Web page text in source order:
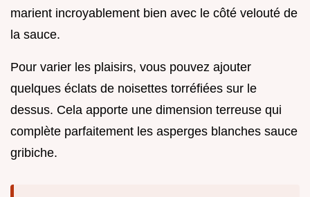
marient incroyablement bien avec le côté velouté de
la sauce.
Pour varier les plaisirs, vous pouvez ajouter
quelques éclats de noisettes torréfiées sur le
dessus. Cela apporte une dimension terreuse qui
complète parfaitement les asperges blanches sauce
gribiche.